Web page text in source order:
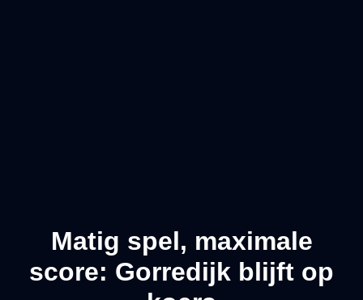
Matig spel, maximale
score: Gorredijk blijft op